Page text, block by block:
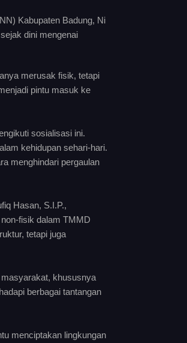
Kabupaten Badung, Ni
dini mengenai
merusak fisik, tetapi
pintu masuk ke
sosialisasi ini.
kehidupan sehari-hari.
menghindari pergaulan
Hasan, S.I.P.,
fisik dalam TMMD
tetapi juga
khususnya
berbagai tantangan
menciptakan lingkungan